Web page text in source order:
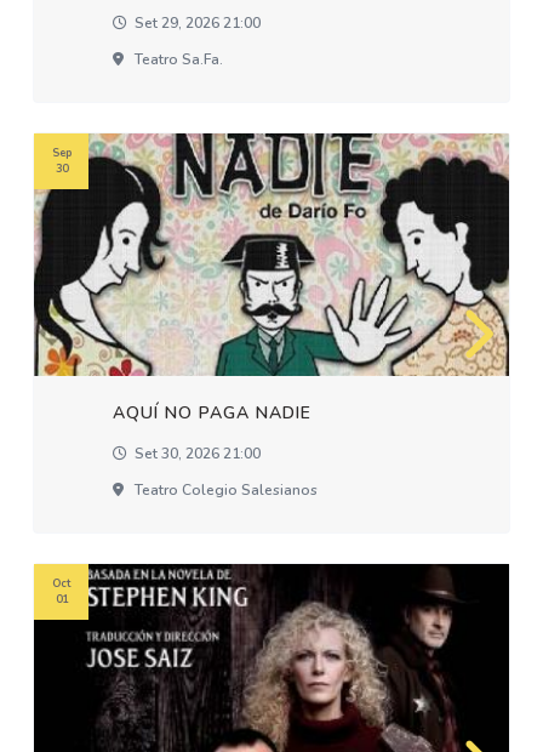
Set 29, 2026 21:00
Teatro Sa.fa.
AQUÍ NO PAGA NADIE
Set 30, 2026 21:00
Teatro Colegio Salesianos
Sep
30
Oct
01